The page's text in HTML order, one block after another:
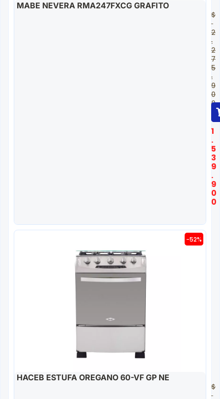
MABE NEVERA RMA247FXCG GRAFITO
$
2
.
2
7
5
.
9
0
0
1
.
5
3
9
.
9
0
0
-52%
HACEB ESTUFA OREGANO 60-VF GP NE
$